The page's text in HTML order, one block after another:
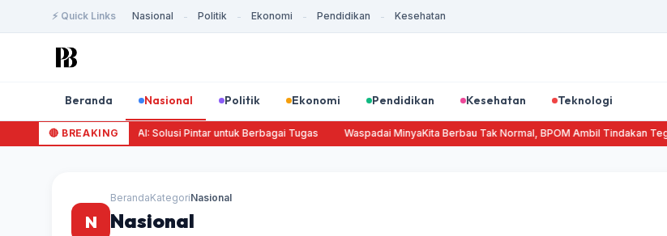
⚡ Quick Links Nasional - Politik - Ekonomi - Pendidikan - Kesehatan
Beranda Nasional Politik Ekonomi Pendidikan Kesehatan Teknologi
🔴 BREAKING
Mengenal Agen AI: Solusi Pintar untuk Berbagai Tugas Waspadai MinyaKita Berbau Tak Normal, BPOM Ambil Tindakan Tegas
N
BerandaKategoriNasional
Nasional